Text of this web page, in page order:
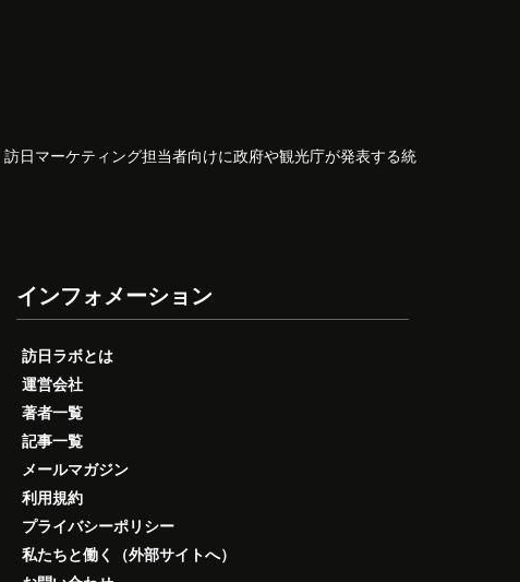
日マーケティング担当者向けに政府や観光庁が発表する統
インフォメーション
訪日ラボとは
運営会社
著者一覧
記事一覧
メールマガジン
利用規約
プライバシーポリシー
私たちと働く（外部サイトへ）